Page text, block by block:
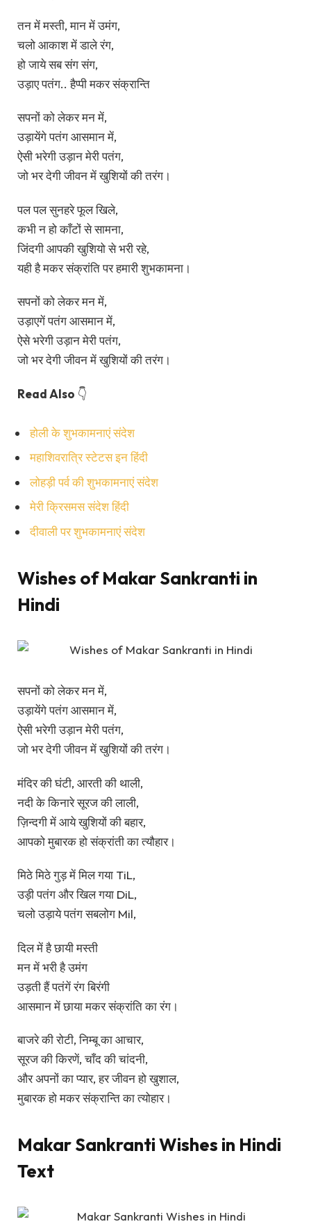
तन में मस्ती, मान में उमंग,
चलो आकाश में डाले रंग,
हो जाये सब संग संग,
उड़ाए पतंग.. हैप्पी मकर संक्रान्ति
सपनों को लेकर मन में,
उड़ायेंगे पतंग आसमान में,
ऐसी भरेगी उड़ान मेरी पतंग,
जो भर देगी जीवन में खुशियों की तरंग।
पल पल सुनहरे फूल खिले,
कभी न हो काँटों से सामना,
जिंदगी आपकी खुशियो से भरी रहे,
यही है मकर संक्रांति पर हमारी शुभकामना।
सपनों को लेकर मन में,
उड़ाएगें पतंग आसमान में,
ऐसे भरेगी उड़ान मेरी पतंग,
जो भर देगी जीवन में खुशियों की तरंग।
Read Also 👇
होली के शुभकामनाएं संदेश
महाशिवरात्रि स्टेटस इन हिंदी
लोहड़ी पर्व की शुभकामनाएं संदेश
मेरी क्रिसमस संदेश हिंदी
दीवाली पर शुभकामनाएं संदेश
Wishes of Makar Sankranti in
Hindi
सपनों को लेकर मन में,
उड़ायेंगे पतंग आसमान में,
ऐसी भरेगी उड़ान मेरी पतंग,
जो भर देगी जीवन में खुशियों की तरंग।
मंदिर की घंटी, आरती की थाली,
नदी के किनारे सूरज की लाली,
ज़िन्दगी में आये खुशियों की बहार,
आपको मुबारक हो संक्रांती का त्यौहार।
मिठे मिठे गुड़ में मिल गया TiL,
उड़ी पतंग और खिल गया DiL,
चलो उड़ाये पतंग सबलोग Mil,
दिल में है छायी मस्ती
मन में भरी है उमंग
उड़ती हैं पतंगें रंग बिरंगी
आसमान में छाया मकर संक्रांति का रंग।
बाजरे की रोटी, निम्बू का आचार,
सूरज की किरणें, चाँद की चांदनी,
और अपनों का प्यार, हर जीवन हो खुशाल,
मुबारक हो मकर संक्रान्ति का त्योहार।
Makar Sankranti Wishes in Hindi
Text